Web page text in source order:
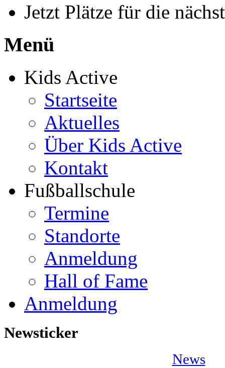
Jetzt Plätze für die
Menü
Kids Active
Startseite
Aktuelles
Über Kids Active
Kontakt
Fußballschule
Termine
Standorte
Anmeldung
Hall of Fame
Anmeldung
Newsticker
News